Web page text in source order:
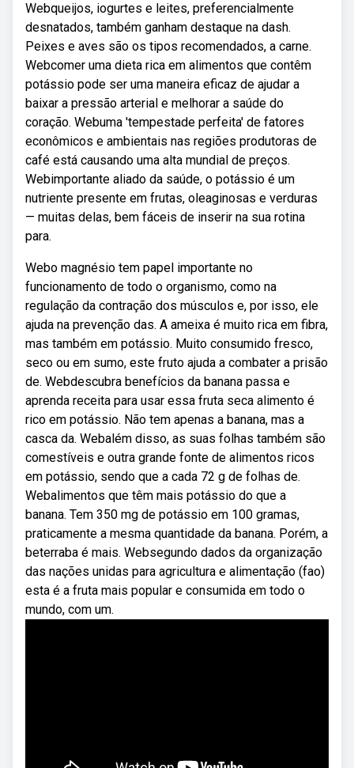
Webqueijos, iogurtes e leites, preferencialmente
desnatados, também ganham destaque na dash.
Peixes e aves são os tipos recomendados, a carne.
Webcomer uma dieta rica em alimentos que contêm
potássio pode ser uma maneira eficaz de ajudar a
baixar a pressão arterial e melhorar a saúde do
coração. Webuma 'tempestade perfeita' de fatores
econômicos e ambientais nas regiões produtoras de
café está causando uma alta mundial de preços.
Webimportante aliado da saúde, o potássio é um
nutriente presente em frutas, oleaginosas e verduras
— muitas delas, bem fáceis de inserir na sua rotina
para.
Webo magnésio tem papel importante no
funcionamento de todo o organismo, como na
regulação da contração dos músculos e, por isso, ele
ajuda na prevenção das. A ameixa é muito rica em fibra,
mas também em potássio. Muito consumido fresco,
seco ou em sumo, este fruto ajuda a combater a prisão
de. Webdescubra benefícios da banana passa e
aprenda receita para usar essa fruta seca alimento é
rico em potássio. Não tem apenas a banana, mas a
casca da. Webalém disso, as suas folhas também são
comestíveis e outra grande fonte de alimentos ricos
em potássio, sendo que a cada 72 g de folhas de.
Webalimentos que têm mais potássio do que a
banana. Tem 350 mg de potássio em 100 gramas,
praticamente a mesma quantidade da banana. Porém, a
beterraba é mais. Websegundo dados da organização
das nações unidas para agricultura e alimentação (fao)
esta é a fruta mais popular e consumida em todo o
mundo, com um.